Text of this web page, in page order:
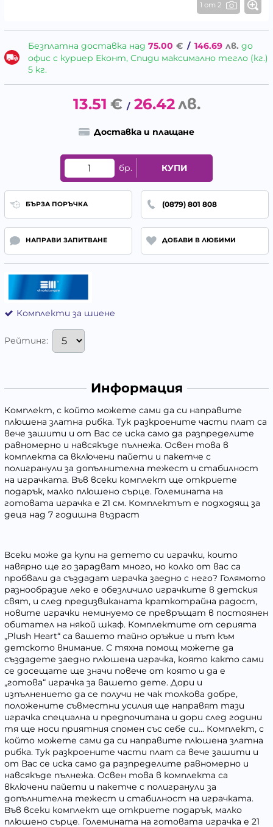
1 от 2
Безплатна доставка над 75.00 € / 146.69 лв. до
офис с куриер Еконт, Спиди максимално тегло (кг.)
5 кг.
13.51 € / 26.42лв.
Доставка и плащане
бр. КУПИ
БЪРЗА ПОРЪЧКА (0879) 801 808
НАПРАВИ ЗАПИТВАНЕ ДОБАВИ В ЛЮБИМИ
Комплекти за шиене
Рейтинг:
Информация
Комплект, с който можете сами да си направите
плюшенa златна рибка. Тук разкроените части плат са
вече зашити и от Вас се иска само да разпределите
равномерно и навсякъде пълнежа. Освен това в
комплекта са включени пайети и пакетче с
полигранули за допълнителна тежест и стабилност
на играчката. Във всеки комплект ще откриете
подарък, малко плюшено сърце. Големината на
готовата играчка е 21 см. Комплектът е подходящ за
деца над 7 годишна възраст
Всеки може да купи на детето си играчки, които
навярно ще го зарадват много, но колко от вас са
пробвали да създадат играчка заедно с него? Голямото
разнообразие леко е обезличило играчките в детския
свят, и след предизвиканата краткотрайна радост,
новите играчки неминуемо се превръщат в постоянен
обитател на някой шкаф. Комплектите от серията
„Plush Heart“ са вашето тайно оръжие и път към
детското внимание. С тяхна помощ можете да
създадете заедно плюшена играчка, която както сами
се досещате ще значи повече от която и да е
„готова“ играчка за вашето дете. Дори и
изпълнението да се получи не чак толкова добре,
положените съвместни усилия ще направят тази
играчка специална и предпочитана и дори след години
тя ще носи приятния спомен със себе си... Комплект, с
който можете сами да си направите плюшенa златна
рибка. Тук разкроените части плат са вече зашити и
от Вас се иска само да разпределите равномерно и
навсякъде пълнежа. Освен това в комплекта са
включени пайети и пакетче с полигранули за
допълнителна тежест и стабилност на играчката.
Във всеки комплект ще откриете подарък, малко
плюшено сърце. Големината на готовата играчка е 21